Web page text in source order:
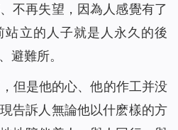
不再失望，因為人感覺有了
立的人子就是人永久的後
避難所。
但是他的心、他的作工并没
告訴人無論他以什麽樣的方